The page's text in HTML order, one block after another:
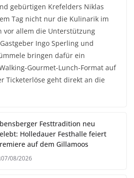
gebürtigen Krefelders Niklas
Tag nicht nur die Kulinarik im
vor allem die Unterstützung
Ingo Sperling und
bringen dafür ein
Gourmet-Lunch-Format auf
Ticketerlöse geht direkt an die
Festtradition neu
Holledauer Festhalle feiert
auf dem Gillamoos
07/08/2026